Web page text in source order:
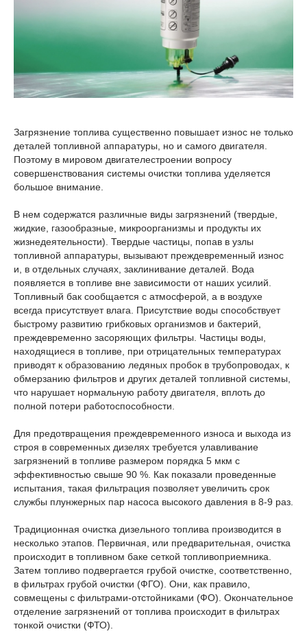
Загрязнение топлива существенно повышает износ не только
деталей топливной аппаратуры, но и самого двигателя.
Поэтому в мировом двигателестроении вопросу
совершенствования системы очистки топлива уделяется
большое внимание.
В нем содержатся различные виды загрязнений (твердые,
жидкие, газообразные, микроорганизмы и продукты их
жизнедеятельности). Твердые частицы, попав в узлы
топливной аппаратуры, вызывают преждевременный износ
и, в отдельных случаях, заклинивание деталей. Вода
появляется в топливе вне зависимости от наших усилий.
Топливный бак сообщается с атмосферой, а в воздухе
всегда присутствует влага. Присутствие воды способствует
быстрому развитию грибковых организмов и бактерий,
преждевременно засоряющих фильтры. Частицы воды,
находящиеся в топливе, при отрицательных температурах
приводят к образованию ледяных пробок в трубопроводах, к
обмерзанию фильтров и других деталей топливной системы,
что нарушает нормальную работу двигателя, вплоть до
полной потери работоспособности.
Для предотвращения преждевременного износа и выхода из
строя в современных дизелях требуется улавливание
загрязнений в топливе размером порядка 5 мкм с
эффективностью свыше 90 %. Как показали проведенные
испытания, такая фильтрация позволяет увеличить срок
службы плунжерных пар насоса высокого давления в 8-9 раз.
Традиционная очистка дизельного топлива производится в
несколько этапов. Первичная, или предварительная, очистка
происходит в топливном баке сеткой топливоприемника.
Затем топливо подвергается грубой очистке, соответственно,
в фильтрах грубой очистки (ФГО). Они, как правило,
совмещены с фильтрами-отстойниками (ФО). Окончательное
отделение загрязнений от топлива происходит в фильтрах
тонкой очистки (ФТО).